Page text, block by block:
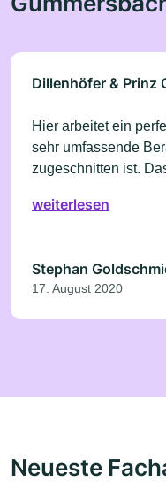
Dillenhöfer & Prinz
Hier arbeitet ein
sehr umfassende
zugeschnitten ist.
Abwicklung. Besser
weiterlesen
Stephan
17. August 2020
Neueste